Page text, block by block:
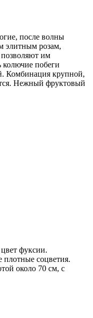
после волны
элитным розам,
позволяют им
колючие побеги
Комбинация крупной,
Нежный фруктовый
фуксии.
плотные соцветия.
около 70 см, с